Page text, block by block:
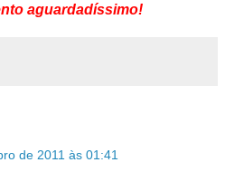
aguardadíssimo!
de 2011 às 01:41